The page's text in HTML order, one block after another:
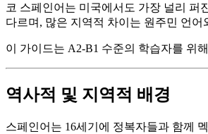
코 스페인어는 미국에서도 가장 널리 퍼
다르며, 많은 지역적 차이는 원주민 언
이 가이드는 A2-B1 수준의 학습자를 위
역사적 및 지역적 배경
스페인어는 16세기에 정복자들과 함께